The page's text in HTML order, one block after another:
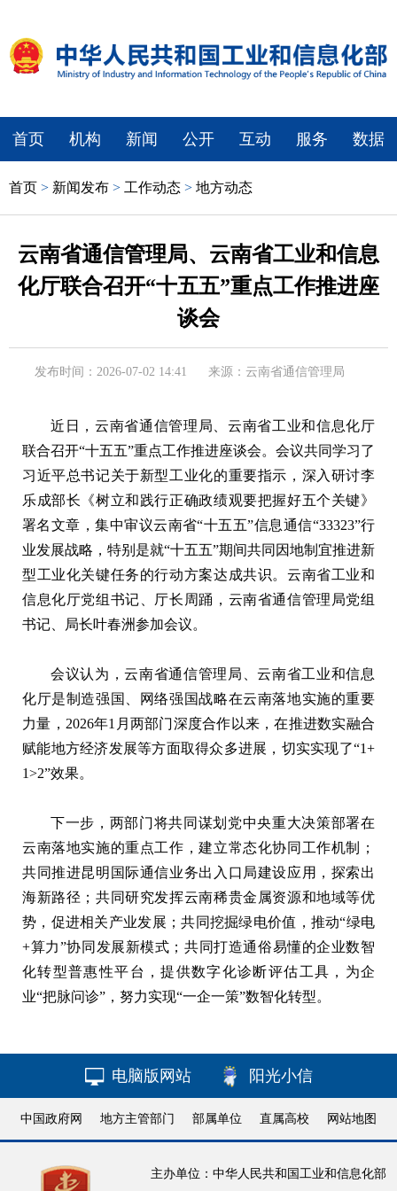
首页 机构 新闻 公开 互动 服务 数据
首页 > 新闻发布 > 工作动态 > 地方动态
云南省通信管理局、云南省工业和信息
化厅联合召开“十五五”重点工作推进座
谈会
发布时间：2026-07-02 14:41 来源：云南省通信管理局
近日，云南省通信管理局、云南省工业和信息化厅
联合召开“十五五”重点工作推进座谈会。会议共同学习了
习近平总书记关于新型工业化的重要指示，深入研讨李
乐成部长《树立和践行正确政绩观要把握好五个关键》
署名文章，集中审议云南省“十五五”信息通信“33323”行
业发展战略，特别是就“十五五”期间共同因地制宜推进新
型工业化关键任务的行动方案达成共识。云南省工业和
信息化厅党组书记、厅长周踊，云南省通信管理局党组
书记、局长叶春洲参加会议。
会议认为，云南省通信管理局 、云南省工业和信息
化厅是制造强国、网络强国战略在云南落地实施的重要
力量，2026年1月两部门深度合作以来，在推进数实融合
赋能地方经济发展等方面取得众多进展，切实实现了“1+
1>2”效果。
下一步，两部门将共同谋划党中央重大决策部署在
云南落地实施的重点工作，建立常态化协同工作机制；
共同推进昆明国际通信业务出入口局建设应用，探索出
海新路径；共同研究发挥云南稀贵金属资源和地域等优
势，促进相关产业发展；共同挖掘绿电价值，推动“绿电
+算力”协同发展新模式；共同打造通俗易懂的企业数智
化转型普惠性平台，提供数字化诊断评估工具，为企
业“把脉问诊”，努力实现“一企一策”数智化转型。
电脑版网站 阳光小信
中国政府网 地方主管部门 部属单位 直属高校 网站地图
主办单位：中华人民共和国工业和信息化部